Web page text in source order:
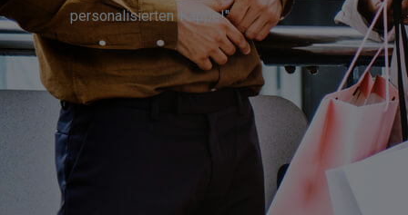
personalisierten Kappe!"